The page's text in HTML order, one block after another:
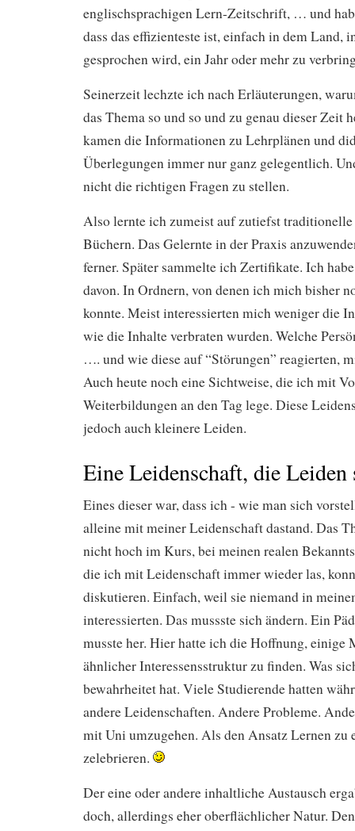
englischsprachigen Lern-Zeitschrift, … und
dass das effizienteste ist, einfach in dem Land,
gesprochen wird, ein Jahr oder mehr zu
Seinerzeit lechzte ich nach Erläuterungen,
das Thema so und so und zu genau dieser Zeit
kamen die Informationen zu Lehrplänen und
Überlegungen immer nur ganz gelegentlich.
nicht die richtigen Fragen zu stellen.
Also lernte ich zumeist auf zutiefst
Büchern. Das Gelernte in der Praxis
ferner. Später sammelte ich Zertifikate. Ich
davon. In Ordnern, von denen ich mich bisher
konnte. Meist interessierten mich weniger die
wie die Inhalte verbraten wurden. Welche
…. und wie diese auf “Störungen” reagierten,
Auch heute noch eine Sichtweise, die ich mit
Weiterbildungen an den Tag lege. Diese
jedoch auch kleinere Leiden.
Eine Leidenschaft, die Leiden
Eines dieser war, dass ich - wie man sich
alleine mit meiner Leidenschaft dastand. Das
nicht hoch im Kurs, bei meinen realen
die ich mit Leidenschaft immer wieder las,
diskutieren. Einfach, weil sie niemand in
interessierten. Das mussste sich ändern. Ein
musste her. Hier hatte ich die Hoffnung, einige
ähnlicher Interessensstruktur zu finden. Was
bewahrheitet hat. Viele Studierende hatten
andere Leidenschaften. Andere Probleme.
mit Uni umzugehen. Als den Ansatz Lernen zu
zelebrieren.
Der eine oder andere inhaltliche Austausch
doch, allerdings eher oberflächlicher Natur.